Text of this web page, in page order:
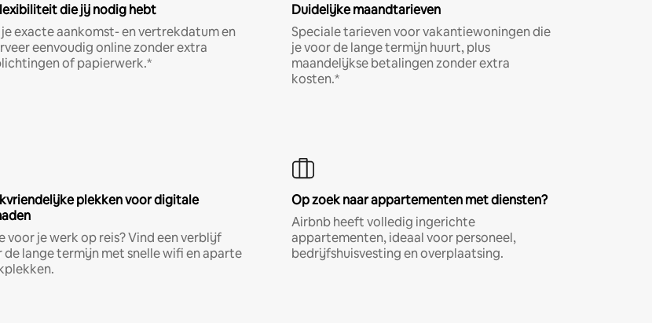
die jij nodig hebt
je exacte aankomst- en vertrekdatum en
eenvoudig online zonder extra
of papierwerk.*
Duidelijke maandtarieven
Speciale tarieven voor vakantiewoningen die
je voor de lange termijn huurt, plus
maandelijkse betalingen zonder extra
kosten.*
plekken voor digitale
voor je werk op reis? Vind een verblijf
de lange termijn met snelle wifi en aparte
Op zoek naar appartementen met diensten?
Airbnb heeft volledig ingerichte
appartementen, ideaal voor personeel,
bedrijfshuisvesting en overplaatsing.